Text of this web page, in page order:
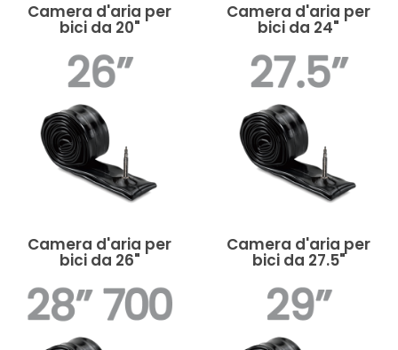
Camera d'aria per
bici da 20"
Camera d'aria per
bici da 24"
Camera d'aria per
bici da 26"
Camera d'aria per
bici da 27.5"